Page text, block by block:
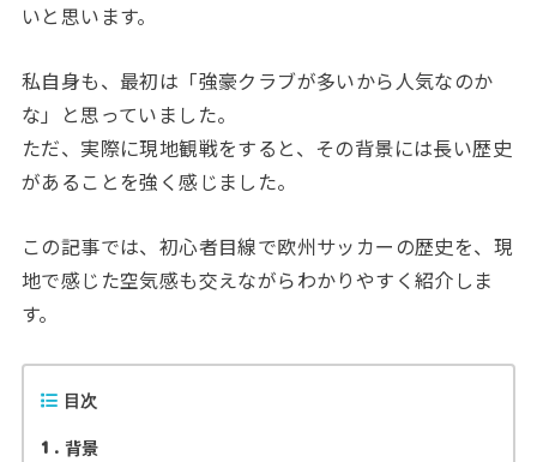
いと思います。
私自身も、最初は「強豪クラブが多いから人気なのか
な」と思っていました。
ただ、実際に現地観戦をすると、その背景には長い歴史
があることを強く感じました。
この記事では、初心者目線で欧州サッカーの歴史を、現
地で感じた空気感も交えながらわかりやすく紹介しま
す。
目次
1 背景